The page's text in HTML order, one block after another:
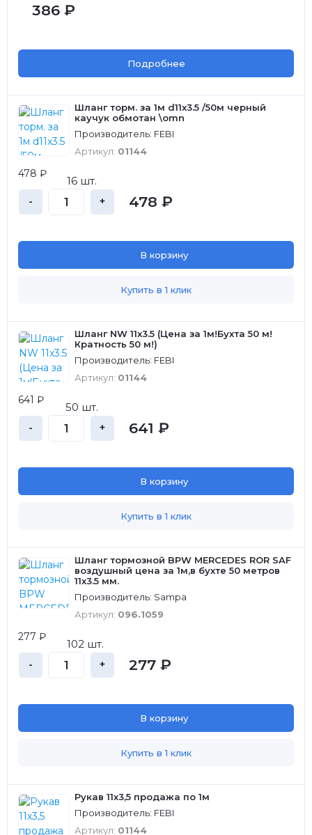
386 ₽
Подробнее
Шланг торм. за 1м d11x3.5 /50м черный
каучук обмотан \omn
Производитель: FEBI
Артикул: 01144
478 ₽
16 шт.
- + 478 ₽
В корзину
Купить в 1 клик
Шланг NW 11x3.5 (Цена за 1м!Бухта 50 м!
Кратность 50 м!)
Производитель: FEBI
Артикул: 01144
641 ₽
50 шт.
- + 641 ₽
В корзину
Купить в 1 клик
Шланг тормозной BPW MERCEDES ROR SAF
воздушный цена за 1м,в бухте 50 метров
11x3.5 мм.
Производитель: Sampa
Артикул: 096.1059
277 ₽
102 шт.
- + 277 ₽
В корзину
Купить в 1 клик
Рукав 11х3,5 продажа по 1м
Производитель: FEBI
Артикул: 01144